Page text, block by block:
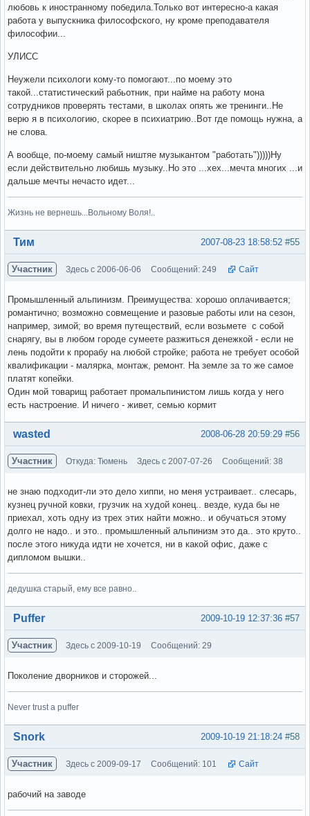
любовь к иностранному победила.Только вот интересно-а какая
работа у выпускника философского, ну кроме преподавателя
философии...
УЛИСС
Неужели психологи кому-то помогают...по моему это
такой...статистический рабьотник, при найме на работу мона
сотрудников проверять тестами, в школах опять же тренинги..Не
верю я в психологию, скорее в психиатрию..Вот где помощь нужна, а
не слова.
А вообще, по-моему самый ништяе музыкантом "работать")))))Ну
если действительно любишь музыку..Но это ...хех...мечта многих ...и
дальше мечты нечасто идет...
Жизнь не вернешь...Вольному Воля!..
Вне форума #55
2007-08-23 18:58:52
Тим
Участник Здесь с 2006-06-06 Сообщений: 249 Сайт
Промышленный альпинизм. Преимущества: хорошо оплачивается;
романтично; возможно совмещение и разовые работы или на сезон,
например, зимой; во время путеществий, если возьмете с собой
снарягу, вы в любом городе сумеете разжиться денежкой - если не
лень подойти к прорабу на любой стройке; работа не требует особой
квалификации - малярка, монтаж, ремонт. На земле за то же самое
платят копейки.
Один мой товарищ работает промальпинистом лишь когда у него
есть настроение. И ничего - живет, семью кормит
Вне форума #56
2008-06-28 20:59:29
wasted
Участник Откуда: Тюмень Здесь с 2007-07-26 Сообщений: 38
не знаю подходит-ли это дело хиппи, но меня устраивает.. слесарь,
кузнец ручной ковки, грузчик на худой конец.. везде, куда бы не
приехал, хоть одну из трех этих найти можно.. и обучаться этому
долго не надо.. и это.. промышленный альпинизм это да.. это круто..
после этого никуда идти не хочется, ни в какой офис, даже с
дипломом вышки..
дедушка старый, ему все равно..
Вне форума #57
2009-10-19 12:37:36
Puffer
Участник Здесь с 2009-10-19 Сообщений: 29
Поколение дворников и сторожей...
Never trust a puffer
Вне форума #58
2009-10-19 21:18:24
Snork
Участник Здесь с 2009-09-17 Сообщений: 101 Сайт
рабочий на заводе